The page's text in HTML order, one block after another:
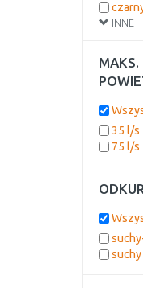
INNE
szary
MAKS.
35 l/s
75 l/s
suchy